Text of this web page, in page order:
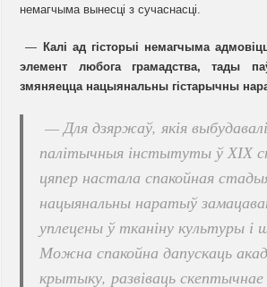
немагчыма вынесці з сучаснасці.
— Калі ад гісторыі немагчыма
элемент любога грамадства, тады
змяняецца нацыянальны гістарычны
— Для дзяржаў, якія
палітычныя інстытуты ў ХІХ
цяпер настала спакойная
нацыянальны наратыў
уплецены ў тканіну культуры і
Можна спакойна дапускаць
крытыку, развіваць